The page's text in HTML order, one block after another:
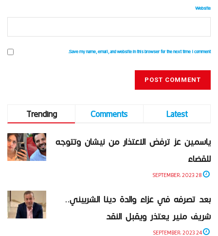
Website
Save my name, email, and website in this browser for the next time I comment.
Trending Comments
Latest
ياسمين عز ترفض الاعتذار من نيشان وتتوجه
للقضاء
بعد تصرفه في عزاء والدة دينا الشربيني..
شريف منير يعتذر ويقبل النقد